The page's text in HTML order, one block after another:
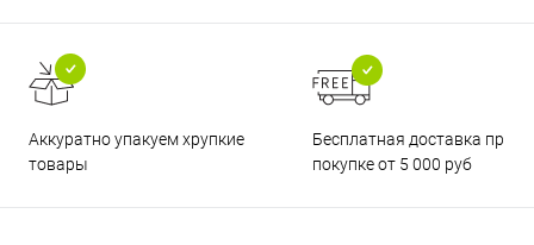
Аккуратно упакуем хрупкие
товары
Бесплатная доставка при
покупке от 5 000 руб